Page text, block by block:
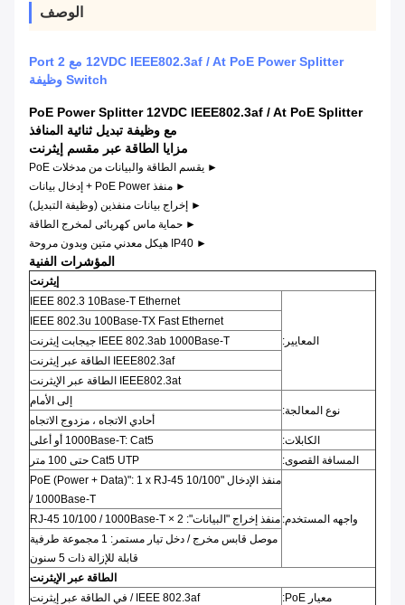
الوصف
12VDC IEEE802.3af / At PoE Power Splitter مع 2 Port
Switch وظيفة
PoE Power Splitter 12VDC IEEE802.3af / At PoE Splitter
مع وظيفة تبديل ثنائية المنافذ
مزايا الطاقة عبر مقسم إيثرنت
► يقسم الطاقة والبيانات من مدخلات PoE
► منفذ PoE Power + إدخال بيانات
► إخراج بيانات منفذين (وظيفة التبديل)
► حماية ماس كهربائى لمخرج الطاقة
► IP40 هيكل معدني متين وبدون مروحة
المؤشرات الفنية
إيثرنت
المعايير:
IEEE 802.3 10Base-T Ethernet
IEEE 802.3u 100Base-TX Fast Ethernet
IEEE 802.3ab 1000Base-T جيجابت إيثرنت
IEEE802.3af الطاقة عبر إيثرنت
IEEE802.3at الطاقة عبر الإيثرنت
نوع المعالجة:
إلى الأمام
أحادي الاتجاه ، مزدوج الاتجاه
الكابلات:
1000Base-T: Cat5 أو أعلى
المسافة القصوى:
Cat5 UTP حتى 100 متر
واجهه المستخدم:
منفذ الإدخال "PoE (Power + Data)": 1 x RJ-45 10/100
/ 1000Base-T
منفذ إخراج "البيانات": 2 × RJ-45 10/100 / 1000Base-T
موصل قابس مخرج / دخل تيار مستمر: 1 مجموعة طرفية
قابلة للإزالة ذات 5 سنون
الطاقة عبر الإيثرنت
معيار PoE:
IEEE 802.3af / في الطاقة عبر إيثرنت